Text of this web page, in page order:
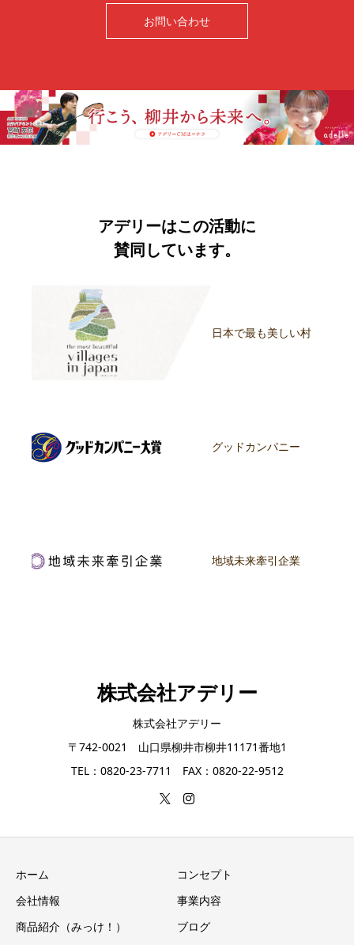
お問い合わせ
アデリーはこの活動に
賛同しています。
日本で最も美しい村
グッドカンパニー
地域未来牽引企業
株式会社アデリー
株式会社アデリー
〒742-0021 山口県柳井市柳井11171番地1
TEL：0820-23-7711 FAX：0820-22-9512
ホーム
コンセプト
会社情報
事業内容
商品紹介（みっけ！）
ブログ